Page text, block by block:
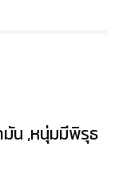
มัน ,หนุ่มมีพิรุธ